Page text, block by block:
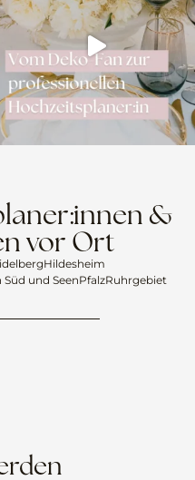
&
vor Ort
Hildesheim
und SeenPfalzRuhrgebiet